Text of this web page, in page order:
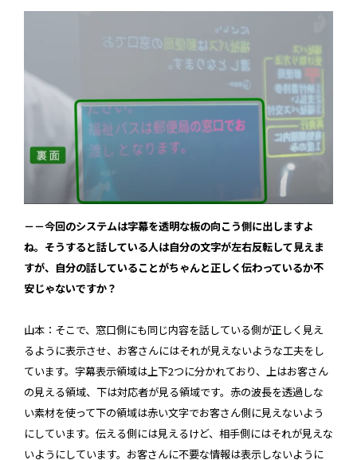
－－今回のシステムは字幕を透明な板の向こう側に出しますよ
ね。そうすると話している人は自分の文字が左右反転して見えま
すが、自分の話していることがちゃんと正しく伝わっているか不
安じゃないですか？
山本：そこで、窓口側にも同じ内容を話している側が正しく見え
るように表示させ、お客さんにはそれが見えないような工夫をし
ています。字幕表示領域は上下2つに分かれており、上はお客さん
の見える領域、下は対応者が見る領域です。赤の波長を透過しな
い素材を使って下の領域は赤い文字でお客さん側に見えないよう
にしています。伝える側には見えるけど、相手側にはそれが見えな
いようにしています。お客さんに不要な情報は表示しないように